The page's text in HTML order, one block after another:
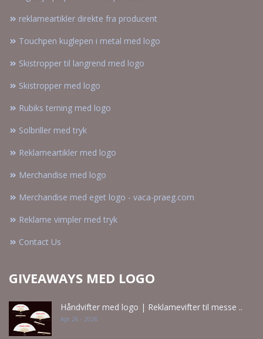
reklameartikler direkte fra producent
Touchpen kuglepen i metal med logo
Skistropper til langrend med logo
Skistropper med logo
Rubiks terning med logo
Solbriller med tryk
Reklameartikler med logo
Merchandise med logo
Merchandise med eget logo - vaca-praeg.com
Reklame vimpler med tryk
Contact Us
GIVEAWAYS MED LOGO
Håndvifter med logo | Reklamevifter til messe ..
Apr 26 - 2026